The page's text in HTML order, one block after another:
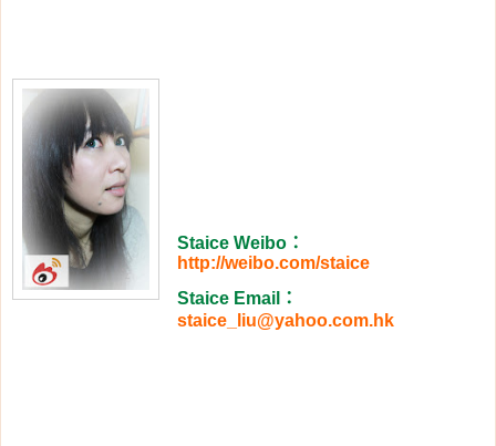
Staice Weibo：
http://weibo.com/staice
Staice Email ：
staice_liu@yahoo.com.hk